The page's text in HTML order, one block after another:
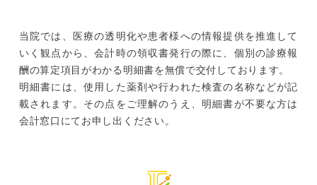
当院では、医療の透明化や患者様への情報提供を推進して
いく観点から、会計時の領収書発行の際に、個別の診療報
酬の算定項目がわかる明細書を無償で交付しております。
明細書には、使用した薬剤や行われた検査の名称などが記
載されます。その点をご理解のうえ、明細書が不要な方は
会計窓口にてお申し出ください。